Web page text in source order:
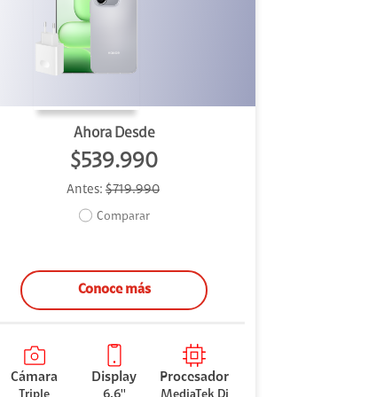
Ahora Desde
$539.990
Antes: $719.990
Comparar
Conoce más
Cámara Display Procesador